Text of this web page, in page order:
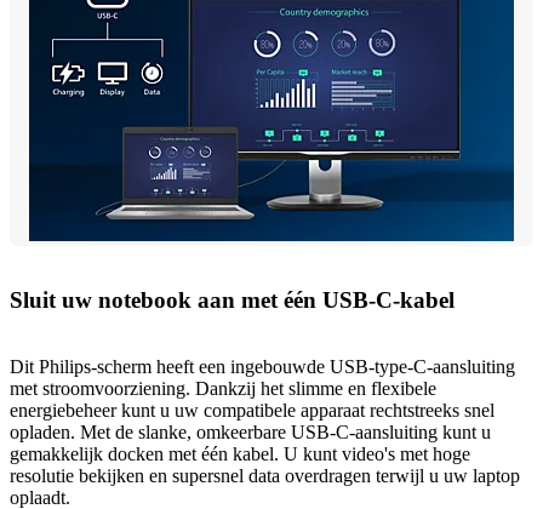
Sluit uw notebook aan met één USB-C-kabel
Dit Philips-scherm heeft een ingebouwde USB-type-C-aansluiting
met stroomvoorziening. Dankzij het slimme en flexibele
energiebeheer kunt u uw compatibele apparaat rechtstreeks snel
opladen. Met de slanke, omkeerbare USB-C-aansluiting kunt u
gemakkelijk docken met één kabel. U kunt video's met hoge
resolutie bekijken en supersnel data overdragen terwijl u uw laptop
oplaadt.